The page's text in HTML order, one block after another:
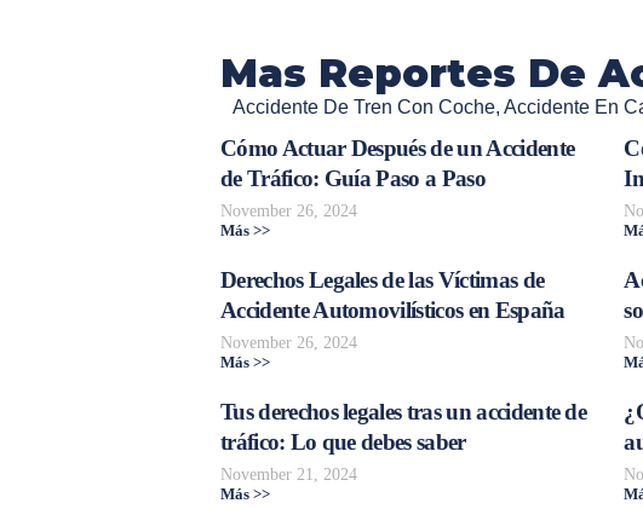
Mas Reportes De
Accidente De Tren Con Coche, Accidente En
Cómo Actuar Después de un Accidente
de Tráfico: Guía Paso a Paso
November 26, 2024
Más >>
Derechos Legales de las Víctimas de
Accidente Automovilísticos en España
November 26, 2024
Más >>
Tus derechos legales tras un accidente de
tráfico: Lo que debes saber
November 21, 2024
Más >>